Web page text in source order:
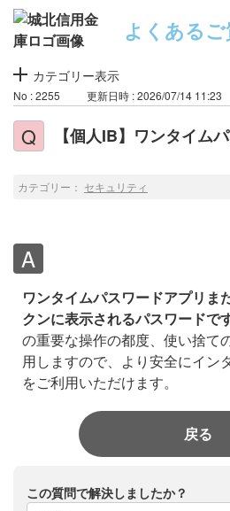
よくある
カテゴリー表示
No : 2255 更新日時 : 2026/07/14 11:23
【個人IB】ワンタイム
カテゴリー： セキュリティ
ワンタイムパスワードアプリま
クンに表示されるパスワードです
の重要な操作の都度、使い捨て
用しますので、より安全にイン
をご利用いただけます。
戻る
この質問で解決しましたか？